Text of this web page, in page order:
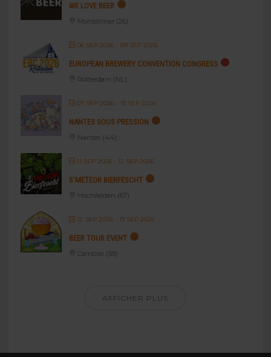
WE LOVE BEER
Montélimar (26)
06 SEP 2026- 09 SEP 2026
EUROPEAN BREWERY CONVENTION CONGRESS
Rotterdam (NL)
07 SEP 2026- 13 SEP 2026
NANTES SOUS PRESSION
Nantes (44)
11 SEP 2026- 12 SEP 2026
S’METEOR BIERFESCHT
Hochfelden (67)
12 SEP 2026- 13 SEP 2026
BEER TOUR EVENT
Cambrai (59)
AFFICHER PLUS